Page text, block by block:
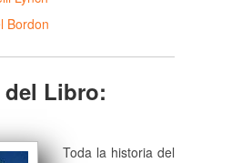
Bordon
del Libro:
Toda la historia del